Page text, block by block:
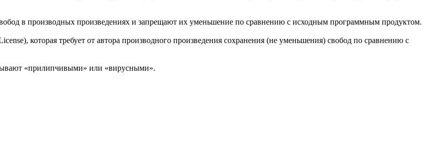
в производных произведениях и запрещают их уменьшение по сравнению с исходным программным продуктом.
которая требует от автора производного произведения сохранения (не уменьшения) свобод по сравнению с
«прилипчивыми» или «вирусными».